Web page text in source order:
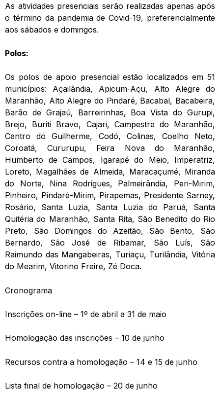
As atividades presenciais serão realizadas apenas após
o término da pandemia de Covid-19, preferencialmente
aos sábados e domingos.
Polos:
Os polos de apoio presencial estão localizados em 51
municípios: Açailândia, Apicum-Açu, Alto Alegre do
Maranhão, Alto Alegre do Pindaré, Bacabal, Bacabeira,
Barão de Grajaú, Barreirinhas, Boa Vista do Gurupi,
Brejo, Buriti Bravo, Cajari, Campestre do Maranhão,
Centro do Guilherme, Codó, Colinas, Coelho Neto,
Coroatá, Cururupu, Feira Nova do Maranhão,
Humberto de Campos, Igarapé do Meio, Imperatriz,
Loreto, Magalhães de Almeida, Maracaçumé, Miranda
do Norte, Nina Rodrigues, Palmeirândia, Peri-Mirim,
Pinheiro, Pindaré-Mirim, Pirapemas, Presidente Sarney,
Rosário, Santa Luzia, Santa Luzia do Paruá, Santa
Quitéria do Maranhão, Santa Rita, São Benedito do Rio
Preto, São Domingos do Azeitão, São Bento, São
Bernardo, São José de Ribamar, São Luís, São
Raimundo das Mangabeiras, Turiaçu, Turilândia, Vitória
do Mearim, Vitorino Freire, Zé Doca.
Cronograma
Inscrições on-line – 1º de abril a 31 de maio
Homologação das inscrições – 10 de junho
Recursos contra a homologação – 14 e 15 de junho
Lista final de homologação – 20 de junho